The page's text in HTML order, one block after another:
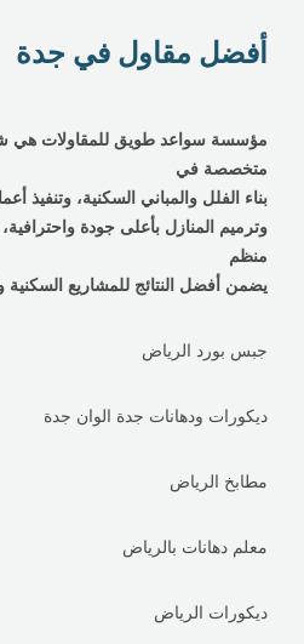
أفضل مقاول في جدة
مؤسسة سواعد طويق للمقاولات هي
متخصصة في
بناء الفلل والمباني السكنية، وتنفيذ
وترميم المنازل بأعلى جودة
منظم
يضمن أفضل النتائج للمشاريع السكنية
جبس بورد الرياض
ديكورات ودهانات جدة الوان جدة
مطابخ الرياض
معلم دهانات بالرياض
ديكورات الرياض